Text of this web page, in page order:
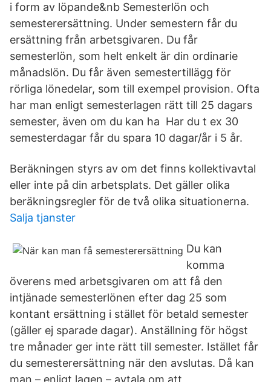
i form av löpande&nb Semesterlön och
semesterersättning. Under semestern får du
ersättning från arbetsgivaren. Du får
semesterlön, som helt enkelt är din ordinarie
månadslön. Du får även semestertillägg för
rörliga lönedelar, som till exempel provision. Ofta
har man enligt semesterlagen rätt till 25 dagars
semester, även om du kan ha Har du t ex 30
semesterdagar får du spara 10 dagar/år i 5 år.
Beräkningen styrs av om det finns kollektivavtal
eller inte på din arbetsplats. Det gäller olika
beräkningsregler för de två olika situationerna.
Salja tjanster
Du kan
komma
överens med arbetsgivaren om att få den
intjänade semesterlönen efter dag 25 som
kontant ersättning i stället för betald semester
(gäller ej sparade dagar). Anställning för högst
tre månader ger inte rätt till semester. Istället får
du semesterersättning när den avslutas. Då kan
man – enligt lagen – avtala om att